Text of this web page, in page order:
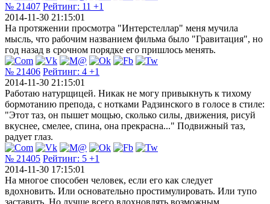
№ 21407 Рейтинг: 11 +1
2014-11-30 21:15:01
На протяжении просмотра "Интерстеллар" меня мучила
мысль, что рабочим названием фильма было "Гравитация", но
год назад в срочном порядке его пришлось менять.
№ 21406 Рейтинг: 4 +1
2014-11-30 21:15:01
Работаю натурщицей. Никак не могу привыкнуть к тихому
бормотанию препода, с нотками Радзинского в голосе в стиле:
"Этот таз, он пышет мощью, сколько силы, движения, рисуй
вкуснее, смелее, спина, она прекрасна..." Подвижный таз,
радует глаз.
№ 21405 Рейтинг: 5 +1
2014-11-30 17:15:01
На многое способен человек, если его как следует
вдохновить. Или основательно простимулировать. Или тупо
заставить. Но лучше всего вдохновлять возможным